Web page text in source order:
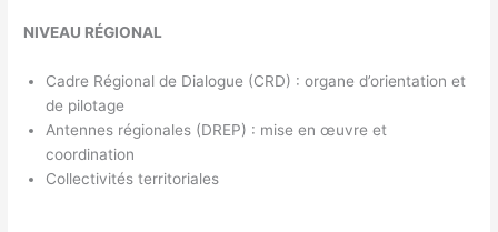
NIVEAU RÉGIONAL
Cadre Régional de Dialogue (CRD) : organe d’orientation et
de pilotage
Antennes régionales (DREP) : mise en œuvre et
coordination
Collectivités territoriales